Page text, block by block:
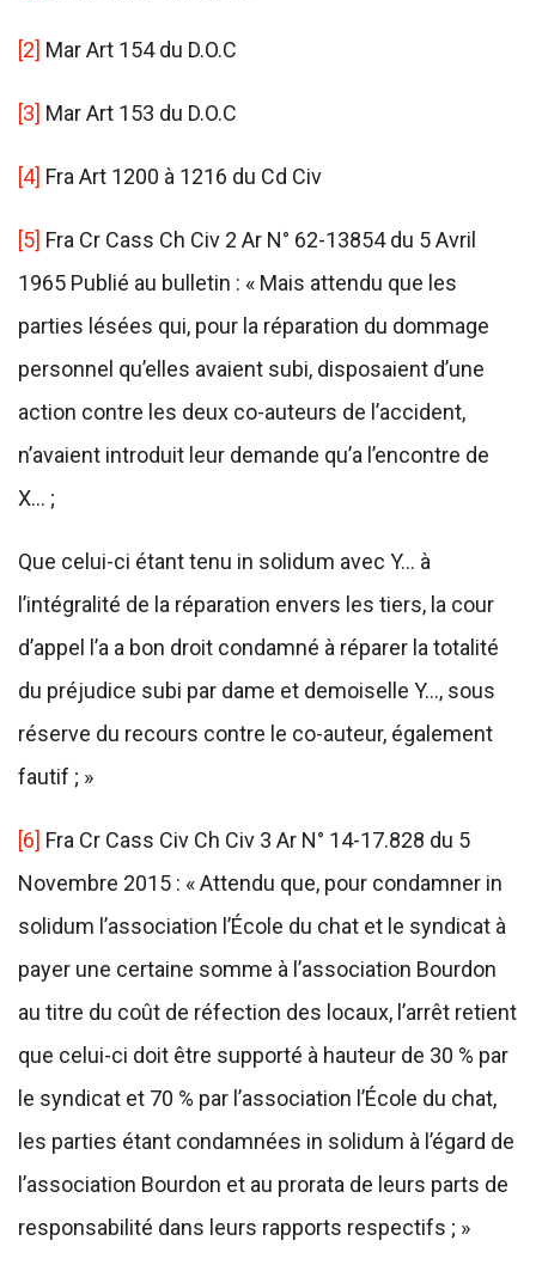
[2] Mar Art 154 du D.O.C
[3] Mar Art 153 du D.O.C
[4] Fra Art 1200 à 1216 du Cd Civ
[5] Fra Cr Cass Ch Civ 2 Ar N° 62-13854 du 5 Avril
1965 Publié au bulletin : « Mais attendu que les
parties lésées qui, pour la réparation du dommage
personnel qu’elles avaient subi, disposaient d’une
action contre les deux co-auteurs de l’accident,
n’avaient introduit leur demande qu’a l’encontre de
X… ;
Que celui-ci étant tenu in solidum avec Y… à
l’intégralité de la réparation envers les tiers, la cour
d’appel l’a a bon droit condamné à réparer la totalité
du préjudice subi par dame et demoiselle Y…, sous
réserve du recours contre le co-auteur, également
fautif ; »
[6] Fra Cr Cass Civ Ch Civ 3 Ar N° 14-17.828 du 5
Novembre 2015 : « Attendu que, pour condamner in
solidum l’association l’École du chat et le syndicat à
payer une certaine somme à l’association Bourdon
au titre du coût de réfection des locaux, l’arrêt retient
que celui-ci doit être supporté à hauteur de 30 % par
le syndicat et 70 % par l’association l’École du chat,
les parties étant condamnées in solidum à l’égard de
l’association Bourdon et au prorata de leurs parts de
responsabilité dans leurs rapports respectifs ; »